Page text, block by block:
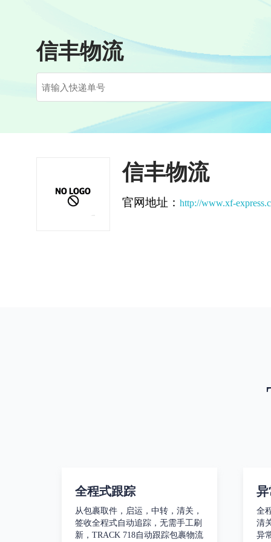
信丰物流
信丰物流
官网地址： http://www.xf-
全程式跟踪
从包裹取件，启运，中转，清关，
签收全程式自动追踪，无需手工刷
新，TRACK 718自动跟踪包裹物流
全
清
异